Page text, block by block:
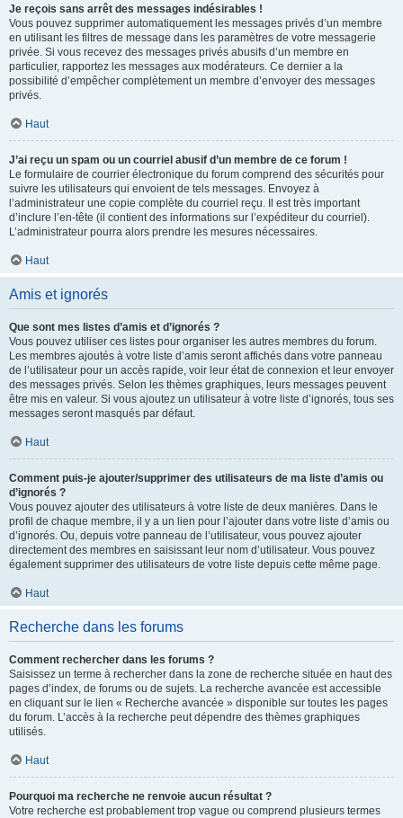
Je reçois sans arrêt des messages indésirables !
Vous pouvez supprimer automatiquement les messages privés d’un membre
en utilisant les filtres de message dans les paramètres de votre messagerie
privée. Si vous recevez des messages privés abusifs d’un membre en
particulier, rapportez les messages aux modérateurs. Ce dernier a la
possibilité d’empêcher complètement un membre d’envoyer des messages
privés.
Haut
J’ai reçu un spam ou un courriel abusif d’un membre de ce forum !
Le formulaire de courrier électronique du forum comprend des sécurités pour
suivre les utilisateurs qui envoient de tels messages. Envoyez à
l’administrateur une copie complète du courriel reçu. Il est très important
d’inclure l’en-tête (il contient des informations sur l’expéditeur du courriel).
L’administrateur pourra alors prendre les mesures nécessaires.
Haut
Amis et ignorés
Que sont mes listes d’amis et d’ignorés ?
Vous pouvez utiliser ces listes pour organiser les autres membres du forum.
Les membres ajoutés à votre liste d’amis seront affichés dans votre panneau
de l’utilisateur pour un accès rapide, voir leur état de connexion et leur envoyer
des messages privés. Selon les thèmes graphiques, leurs messages peuvent
être mis en valeur. Si vous ajoutez un utilisateur à votre liste d’ignorés, tous ses
messages seront masqués par défaut.
Haut
Comment puis-je ajouter/supprimer des utilisateurs de ma liste d’amis ou
d’ignorés ?
Vous pouvez ajouter des utilisateurs à votre liste de deux manières. Dans le
profil de chaque membre, il y a un lien pour l’ajouter dans votre liste d’amis ou
d’ignorés. Ou, depuis votre panneau de l’utilisateur, vous pouvez ajouter
directement des membres en saisissant leur nom d’utilisateur. Vous pouvez
également supprimer des utilisateurs de votre liste depuis cette même page.
Haut
Recherche dans les forums
Comment rechercher dans les forums ?
Saisissez un terme à rechercher dans la zone de recherche située en haut des
pages d’index, de forums ou de sujets. La recherche avancée est accessible
en cliquant sur le lien « Recherche avancée » disponible sur toutes les pages
du forum. L’accès à la recherche peut dépendre des thèmes graphiques
utilisés.
Haut
Pourquoi ma recherche ne renvoie aucun résultat ?
Votre recherche est probablement trop vague ou comprend plusieurs termes